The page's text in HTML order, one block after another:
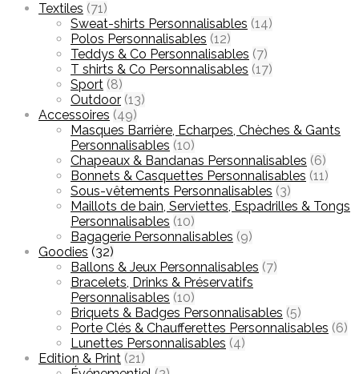
Textiles (71)
Sweat-shirts Personnalisables (14)
Polos Personnalisables (12)
Teddys & Co Personnalisables (7)
T shirts & Co Personnalisables (17)
Sport (8)
Outdoor (13)
Accessoires (49)
Masques Barrière, Echarpes, Chèches & Gants
Personnalisables (10)
Chapeaux & Bandanas Personnalisables (6)
Bonnets & Casquettes Personnalisables (11)
Sous-vêtements Personnalisables (3)
Maillots de bain, Serviettes, Espadrilles & Tongs
Personnalisables (10)
Bagagerie Personnalisables (9)
Goodies (32)
Ballons & Jeux Personnalisables (7)
Bracelets, Drinks & Préservatifs
Personnalisables (10)
Briquets & Badges Personnalisables (5)
Porte Clés & Chaufferettes Personnalisables (6)
Lunettes Personnalisables (4)
Edition & Print (21)